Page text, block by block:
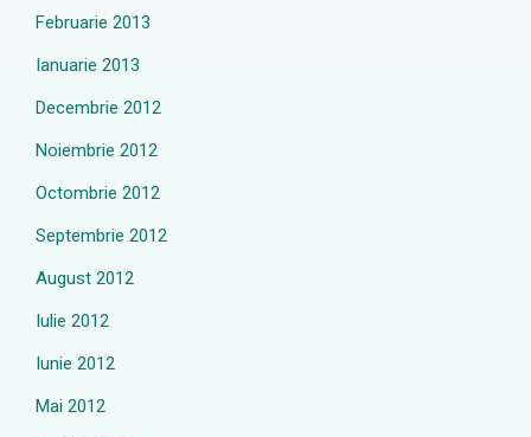
Februarie 2013
Ianuarie 2013
Decembrie 2012
Noiembrie 2012
Octombrie 2012
Septembrie 2012
August 2012
Iulie 2012
Iunie 2012
Mai 2012